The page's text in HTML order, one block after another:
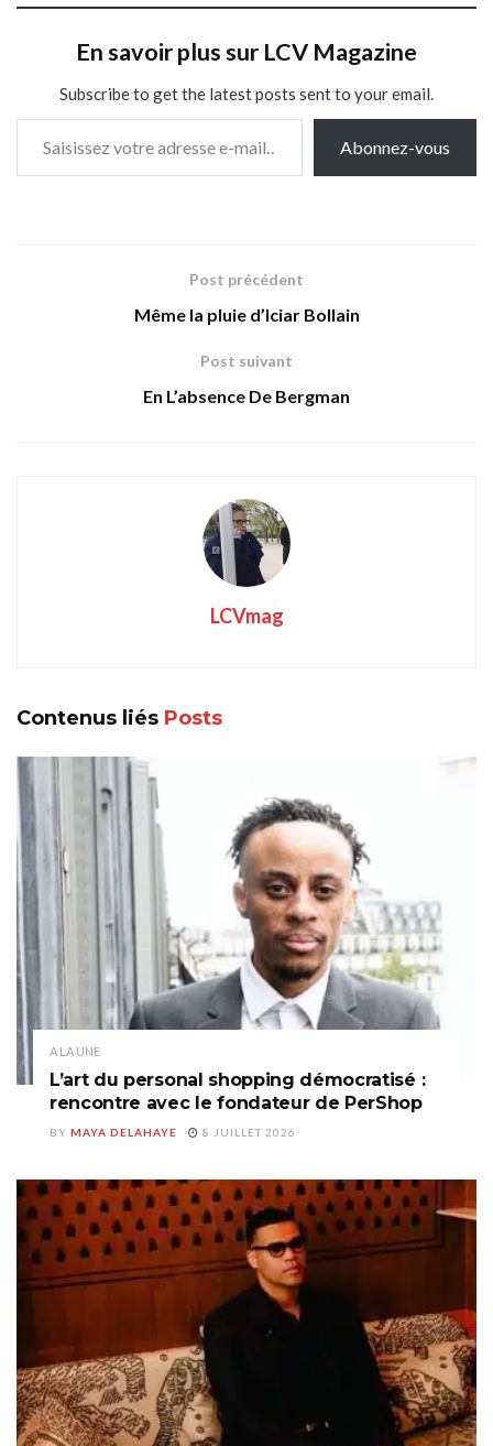
En savoir plus sur LCV Magazine
Subscribe to get the latest posts sent to your email.
Saisissez votre adresse e-mail…
Abonnez-vous
Post précédent
Même la pluie d’Iciar Bollain
Post suivant
En L’absence De Bergman
LCVmag
Contenus liés Posts
A LA UNE
L’art du personal shopping démocratisé :
rencontre avec le fondateur de PerShop
BY MAYA DELAHAYE 8 JUILLET 2026